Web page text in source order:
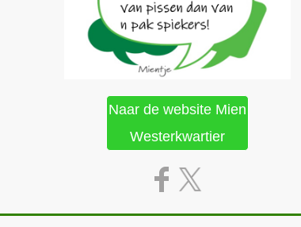
Naar de website Mien
Westerkwartier